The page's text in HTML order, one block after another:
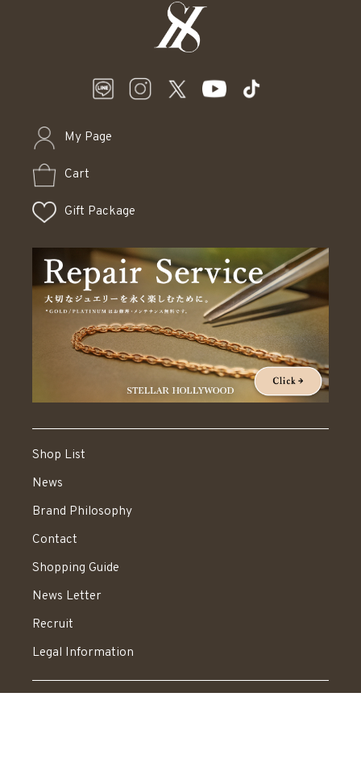
My Page
Cart
Gift Package
Shop List
News
Brand Philosophy
Contact
Shopping Guide
News Letter
Recruit
Legal Information